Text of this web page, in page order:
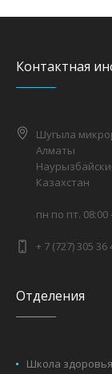
Контактная
Шугыла
Алматы
Казахстан
пн по пт. 08:00
+ 7 (727) 305 36
Отделения
Школа здоровья